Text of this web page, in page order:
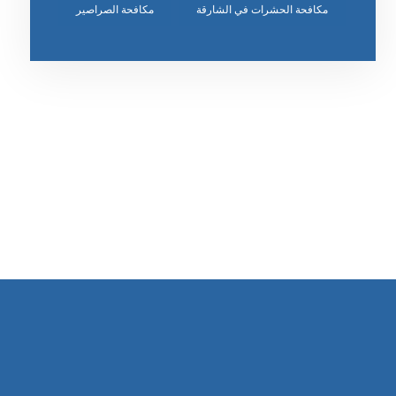
مكافحة الحشرات في الشارقة مكافحة الصراصير